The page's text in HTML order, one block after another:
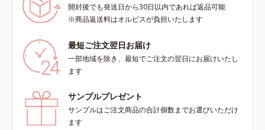
開封後でも発送日から30日以内であれば返品可能
※商品返送料はオルビスが負担いたします
最短ご注文翌日お届け
一部地域を除き、最短でご注文の翌日にお届けいたし
ます
サンプルプレゼント
サンプルはご注文商品の合計個数までお選びいただけ
ます